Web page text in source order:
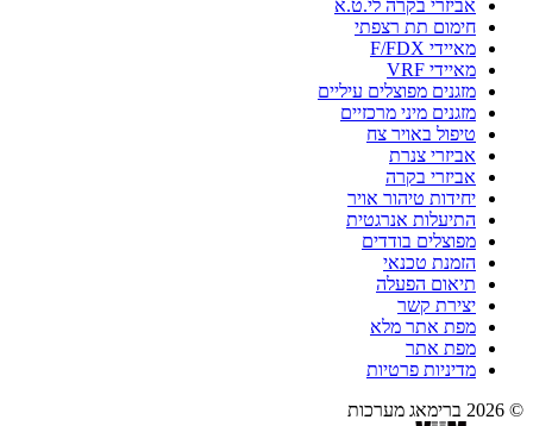
אביזרי בקרה לי.ט.א
חימום תת רצפתי
מאיידי F/FDX
מאיידי VRF
מזגנים מפוצלים עיליים
מזגנים מיני מרכזיים
טיפול באויר צח
אביזרי צנרת
אביזרי בקרה
יחידות טיהור אויר
התיעלות אנרגטית
מפוצלים בודדים
הזמנת טכנאי
תיאום הפעלה
יצירת קשר
מפת אתר מלא
מפת אתר
מדיניות פרטיות
© 2026 ברימאג מערכות